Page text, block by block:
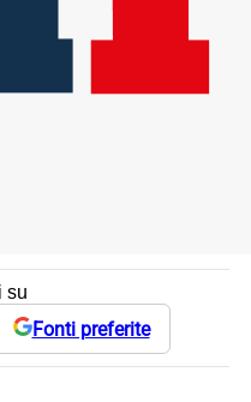
su
Fonti preferite